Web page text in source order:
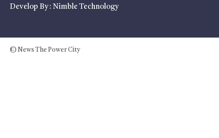
Develop By : Nimble Technology
© News The Power City